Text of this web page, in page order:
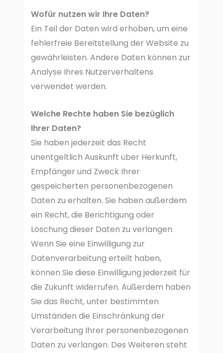
Wofür nutzen wir Ihre Daten?
Ein Teil der Daten wird erhoben, um eine
fehlerfreie Bereitstellung der Website zu
gewährleisten. Andere Daten können zur
Analyse Ihres Nutzerverhaltens
verwendet werden.
Welche Rechte haben Sie bezüglich
Ihrer Daten?
Sie haben jederzeit das Recht
unentgeltlich Auskunft über Herkunft,
Empfänger und Zweck Ihrer
gespeicherten personenbezogenen
Daten zu erhalten. Sie haben außerdem
ein Recht, die Berichtigung oder
Löschung dieser Daten zu verlangen.
Wenn Sie eine Einwilligung zur
Datenverarbeitung erteilt haben,
können Sie diese Einwilligung jederzeit für
die Zukunft widerrufen. Außerdem haben
Sie das Recht, unter bestimmten
Umständen die Einschränkung der
Verarbeitung Ihrer personenbezogenen
Daten zu verlangen. Des Weiteren steht